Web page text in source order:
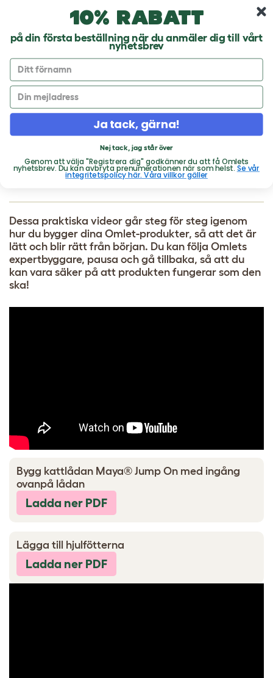
Hoppa till huvudinnehåll
10% rabatt på din första beställning
BYGG IHOP DIN
OMLET-PRODUKT
Kattlådan Maya®
Dessa praktiska videor går steg för steg igenom
hur du bygger dina Omlet-produkter, så att det är
lätt och blir rätt från början. Du kan följa Omlets
expertbyggare, pausa och gå tillbaka, så att du
kan vara säker på att produkten fungerar som den
ska!
Bygg kattlådan Maya® Jump On med ingång
ovanpå lådan
Ladda ner PDF
Lägga till hjulfötterna
Ladda ner PDF
10% rabatt
på din första beställning när du anmäler dig till vårt
nyhetsbrev
Ja tack, gärna!
Nej tack, jag står över
Genom att välja "Registrera dig" godkänner du att få Omlets
nyhetsbrev. Du kan avbryta prenumerationen när som helst. Se vår
integritetspolicy här. Våra villkor gäller